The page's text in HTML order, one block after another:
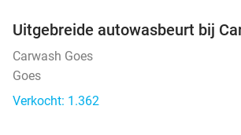
Uitgebreide autowasbeurt bij
Carwash Goes
Goes
Verkocht: 1.362